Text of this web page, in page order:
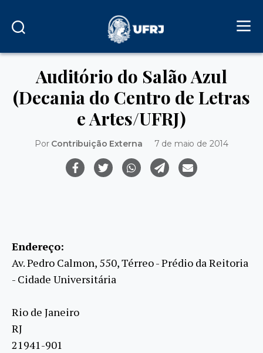
Auditório do Salão Azul
(Decania do Centro de Letras
e Artes/UFRJ)
Por Contribuição Externa 7 de maio de 2014
Endereço:
Av. Pedro Calmon, 550, Térreo - Prédio da Reitoria
- Cidade Universitária
Rio de Janeiro
RJ
21941-901